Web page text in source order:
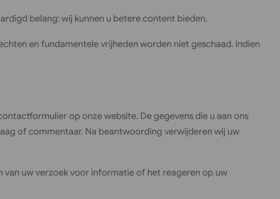
belang: wij kunnen u betere content bieden.
en fundamentele vrijheden worden niet geschaad. Indien
op onze website. De gegevens die u aan ons
of commentaar. Na beantwoording verwijderen wij uw
van uw verzoek voor informatie of het reageren op uw